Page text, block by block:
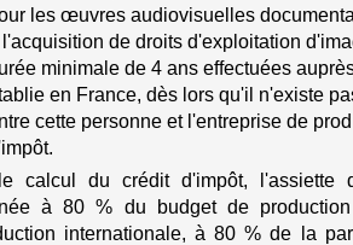
les œuvres audiovisuelles
de droits d'exploitation
minimale de 4 ans effectuées
en France, dès lors qu'il n'existe
cette personne et l'entreprise de
calcul du crédit d'impôt, l'assiette
à 80 % du budget de
internationale, à 80 % de la